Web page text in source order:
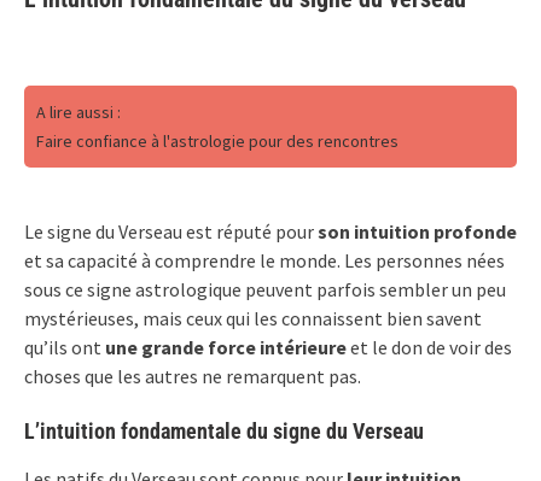
A lire aussi :
Faire confiance à l'astrologie pour des rencontres
Le signe du Verseau est réputé pourson intuition profonde
et sa capacité à comprendre le monde. Les personnes nées
sous ce signe astrologique peuvent parfois sembler un peu
mystérieuses, mais ceux qui les connaissent bien savent
qu’ils ont une grande force intérieureet le don de voir des
choses que les autres ne remarquent pas.
L’intuition fondamentale du signe du Verseau